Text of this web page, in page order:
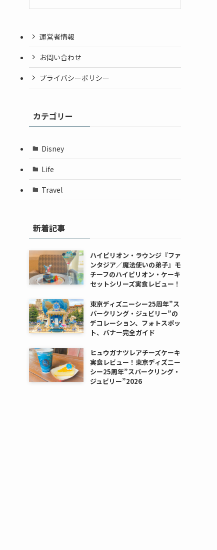
運営者情報
お問い合わせ
プライバシーポリシー
カテゴリー
Disney
Life
Travel
新着記事
ハイピリオン・ラウンジ『ファ
ンタジア／魔法使いの弟子』モ
チーフのハイピリオン・ケーキ
セットシリーズ実食レビュー！
東京ディズニーシー25周年”ス
パークリング・ジュビリー”の
デコレーション、フォトスポッ
ト、バナー完全ガイド
ヒュウガナツレアチーズケーキ
実食レビュー！東京ディズニー
シー25周年”スパークリング・
ジュビリー”2026